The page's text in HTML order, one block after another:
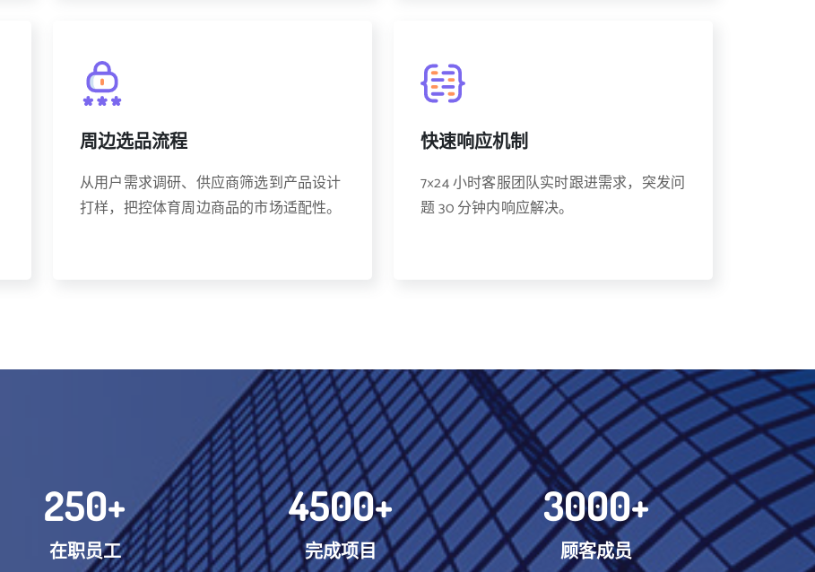
周边选品流程
从用户需求调研、供应商筛选到产品设计
打样，把控体育周边商品的市场适配性。
快速响应机制
7×24 小时客服团队实时跟进需求，突发问
题 30 分钟内响应解决。
250+
在职员工
4500+
完成项目
3000+
顾客成员